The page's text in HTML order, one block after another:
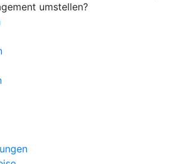
umstellen?